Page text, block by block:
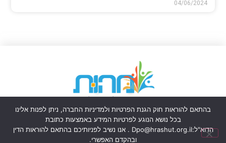
04/06/2024
דרושים ומכרזיםיצירת קשר
© הזכויות שמורות למהות - הרשות העירונית לביטחון וחוסן קהילתי - אשדוד
בהתאם להוראות חוק הגנת הפרטיות ולמדיניות החברה, ניתן לפנות אלינו
בכל נושא הנוגע לפרטיות המידע באמצעות כתובת
הדוא"ל:Dpo@hrashut.org.il . אנו נשיב לפניותיכם בהתאם להוראות הדין
ובהקדם האפשרי.